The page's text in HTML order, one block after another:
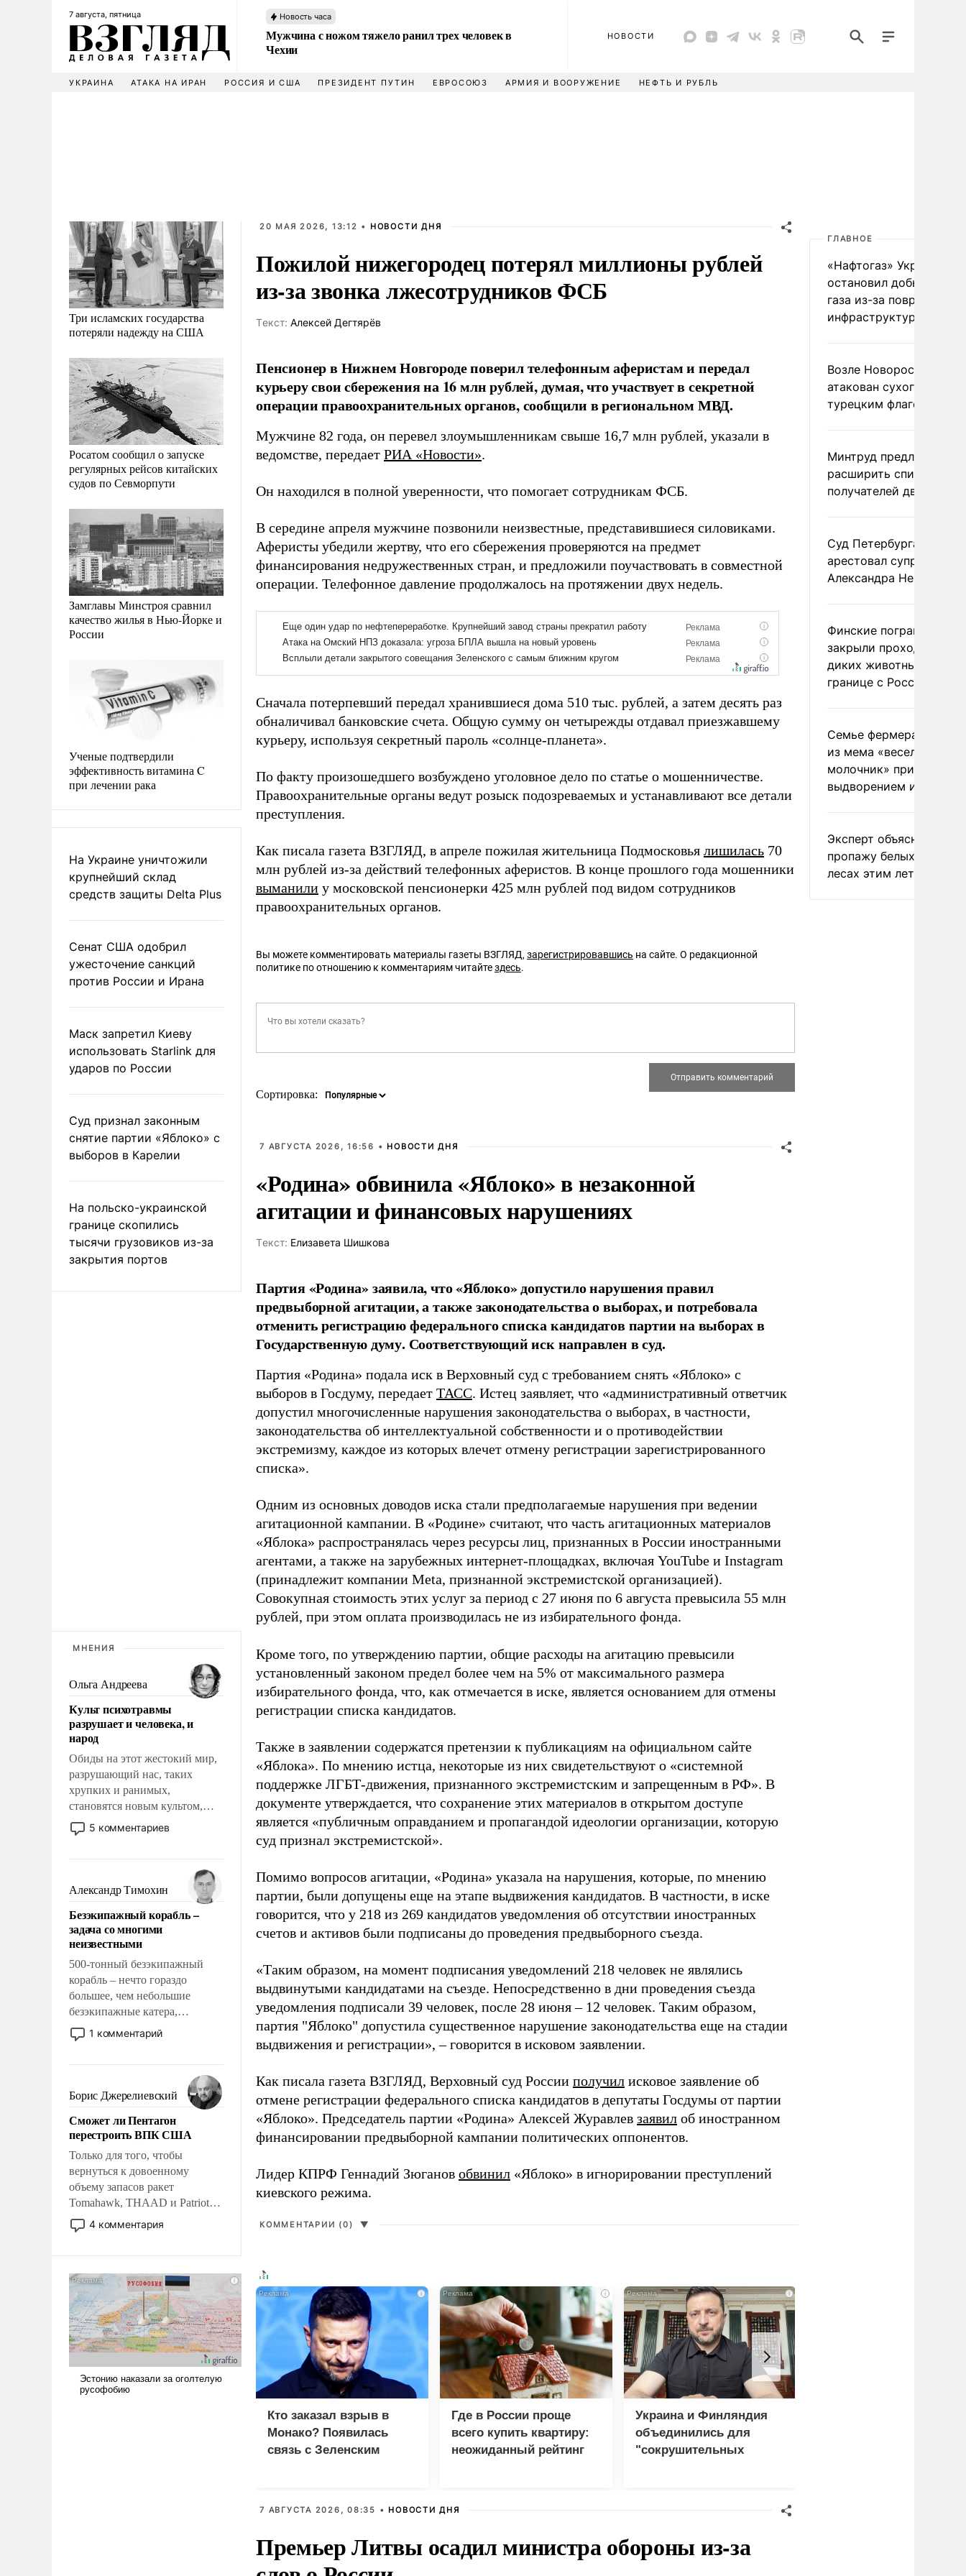
7 августа, пятница Новость часа
Мужчина с ножом тяжело ранил трех человек в
Чехии
НОВОСТИ
УКРАИНА АТАКА НА ИРАН РОССИЯ И США ПРЕЗИДЕНТ ПУТИН ЕВРОСОЮЗ АРМИЯ И ВООРУЖЕНИЕ НЕФТЬ И РУБЛЬ
Три исламских государства
потеряли надежду на США
Росатом сообщил о запуске
регулярных рейсов китайских
судов по Севморпути
Замглавы Минстроя сравнил
качество жилья в Нью-Йорке и
России
Ученые подтвердили
эффективность витамина C
при лечении рака
На Украине уничтожили
крупнейший склад
средств защиты Delta Plus
Сенат США одобрил
ужесточение санкций
против России и Ирана
Маск запретил Киеву
использовать Starlink для
ударов по России
Суд признал законным
снятие партии «Яблоко» с
выборов в Карелии
На польско-украинской
границе скопились
тысячи грузовиков из-за
закрытия портов
МНЕНИЯ
Ольга Андреева
Культ психотравмы
разрушает и человека, и
народ
Обиды на этот жестокий мир,
разрушающий нас, таких
хрупких и ранимых,
становятся новым культом,
постепенно вытесняя и
отменяя традиционное
мужественным и твердым под
ударами судьбы, брать на себя
ответственность, помогать
слабым, идти вперед и
адаптироваться.
5 комментариев
Александр Тимохин
Безэкипажный корабль –
задача со многими
неизвестными
500-тонный безэкипажный
корабль – нечто гораздо
большее, чем небольшие
безэкипажные катера,
применение которых уже
стало обыденностью. Задача по
сложна и амбициозна. Однако
и ее реализация радикально
поднимет наши боевые
возможности.
1 комментарий
Борис Джерелиевский
Сможет ли Пентагон
перестроить ВПК США
Только для того, чтобы
вернуться к довоенному
объему запасов ракет
Tomahawk, THAAD и Patriot
США потребуется более трех
лет. Даже небольшая война с
Сложившаяся ситуация
означает многолетний период
уязвимости США, например,
перед Китаем.
4 комментария
20 МАЯ 2026, 13:12 • НОВОСТИ ДНЯ
Пожилой нижегородец потерял миллионы рублей
из-за звонка лжесотрудников ФСБ
Tекст: Алексей Дегтярёв
Пенсионер в Нижнем Новгороде поверил телефонным аферистам и передал
курьеру свои сбережения на 16 млн рублей, думая, что участвует в секретной
операции правоохранительных органов, сообщили в региональном МВД.
Мужчине 82 года, он перевел злоумышленникам свыше 16,7 млн рублей, указали в
ведомстве, передает РИА «Новости».
Он находился в полной уверенности, что помогает сотрудникам ФСБ.
В середине апреля мужчине позвонили неизвестные, представившиеся силовиками.
Аферисты убедили жертву, что его сбережения проверяются на предмет
финансирования недружественных стран, и предложили поучаствовать в совместной
операции. Телефонное давление продолжалось на протяжении двух недель.
Сначала потерпевший передал хранившиеся дома 510 тыс. рублей, а затем десять раз
обналичивал банковские счета. Общую сумму он четырежды отдавал приезжавшему
курьеру, используя секретный пароль «солнце-планета».
По факту произошедшего возбуждено уголовное дело по статье о мошенничестве.
Правоохранительные органы ведут розыск подозреваемых и устанавливают все детали
преступления.
Как писала газета ВЗГЛЯД, в апреле пожилая жительница Подмосковья лишилась 70
млн рублей из-за действий телефонных аферистов. В конце прошлого года мошенники
выманили у московской пенсионерки 425 млн рублей под видом сотрудников
правоохранительных органов.
Вы можете комментировать материалы газеты ВЗГЛЯД, зарегистрировавшись на сайте. О редакционной
политике по отношению к комментариям читайтездесь.
Сортировка:
7 АВГУСТА 2026, 16:56 • НОВОСТИ ДНЯ
«Родина» обвинила «Яблоко» в незаконной
агитации и финансовых нарушениях
Tекст: Елизавета Шишкова
Партия «Родина» заявила, что «Яблоко» допустило нарушения правил
предвыборной агитации, а также законодательства о выборах, и потребовала
отменить регистрацию федерального списка кандидатов партии на выборах в
Государственную думу. Соответствующий иск направлен в суд.
Партия «Родина» подала иск в Верховный суд с требованием снять «Яблоко» с
выборов в Госдуму, передает ТАСС. Истец заявляет, что «административный ответчик
допустил многочисленные нарушения законодательства о выборах, в частности,
законодательства об интеллектуальной собственности и о противодействии
экстремизму, каждое из которых влечет отмену регистрации зарегистрированного
списка».
Одним из основных доводов иска стали предполагаемые нарушения при ведении
агитационной кампании. В «Родине» считают, что часть агитационных материалов
«Яблока» распространялась через ресурсы лиц, признанных в России иностранными
агентами, а также на зарубежных интернет-площадках, включая YouTube и Instagram
(принадлежит компании Meta, признанной экстремистской организацией).
Совокупная стоимость этих услуг за период с 27 июня по 6 августа превысила 55 млн
рублей, при этом оплата производилась не из избирательного фонда.
Кроме того, по утверждению партии, общие расходы на агитацию превысили
установленный законом предел более чем на 5% от максимального размера
избирательного фонда, что, как отмечается в иске, является основанием для отмены
регистрации списка кандидатов.
Также в заявлении содержатся претензии к публикациям на официальном сайте
«Яблока». По мнению истца, некоторые из них свидетельствуют о «системной
поддержке ЛГБТ-движения, признанного экстремистским и запрещенным в РФ». В
документе утверждается, что сохранение этих материалов в открытом доступе
является «публичным оправданием и пропагандой идеологии организации, которую
суд признал экстремистской».
Помимо вопросов агитации, «Родина» указала на нарушения, которые, по мнению
партии, были допущены еще на этапе выдвижения кандидатов. В частности, в иске
говорится, что у 218 из 269 кандидатов уведомления об отсутствии иностранных
счетов и активов были подписаны до проведения предвыборного съезда.
«Таким образом, на момент подписания уведомлений 218 человек не являлись
выдвинутыми кандидатами на съезде. Непосредственно в дни проведения съезда
уведомления подписали 39 человек, после 28 июня – 12 человек. Таким образом,
партия "Яблоко" допустила существенное нарушение законодательства еще на стадии
выдвижения и регистрации», – говорится в исковом заявлении.
Как писала газета ВЗГЛЯД, Верховный суд России получил исковое заявление об
отмене регистрации федерального списка кандидатов в депутаты Госдумы от партии
«Яблоко». Председатель партии «Родина» Алексей Журавлев заявил об иностранном
финансировании предвыборной кампании политических оппонентов.
Лидер КПРФ Геннадий Зюганов обвинил «Яблоко» в игнорировании преступлений
киевского режима.
КОММЕНТАРИИ (0) ▼
i
Кто заказал взрыв в
Монако? Появилась
связь с Зеленским
i
Где в России проще
всего купить квартиру:
неожиданный рейтинг
i
Украина и Финляндия
объединились для
"сокрушительных
7 АВГУСТА 2026, 08:35 • НОВОСТИ ДНЯ
Премьер Литвы осадил министра обороны из-за
ГЛАВНОЕ
«Нафтогаз» Украины
остановил добычу
газа из-за повреждения
инфраструктуры
Возле Новороссийска
атакован сухогруз под
турецким флагом
Минтруд предложил
расширить список
получателей двух
Суд Петербурга заочно
арестовал супругу
Александра Невзорова
Финские пограничники
закрыли проходы для
диких животных на
границе с Россией
Семье фермера
из мема «веселый
молочник» пригрозили
выдворением из
Эксперт объяснил
пропажу белых грибов
лесах этим летом